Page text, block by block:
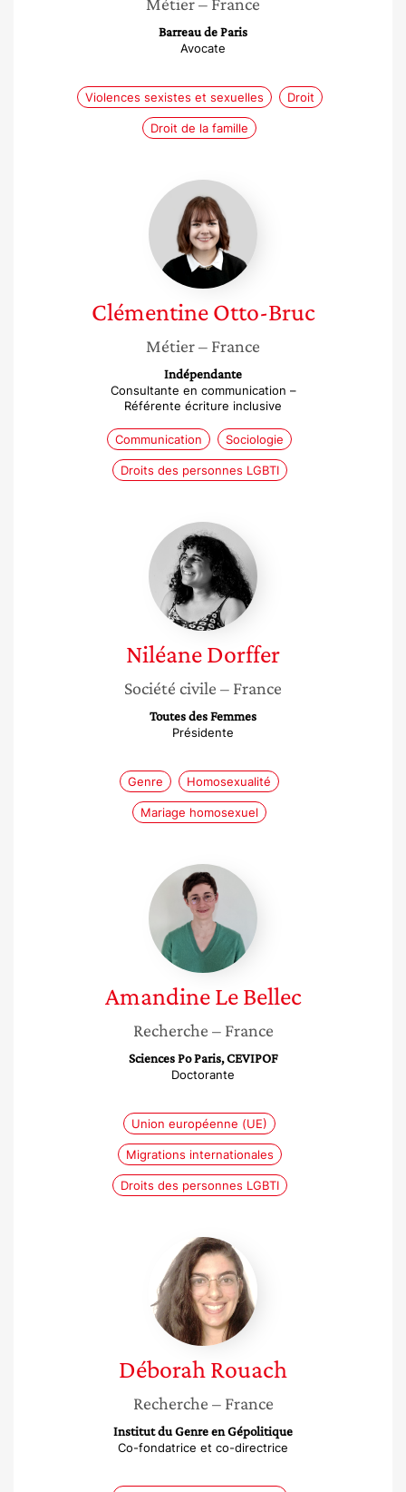
Barreau de Paris
Avocate
Violences sexistes et sexuelles Droit
Droit de la famille
Clémentine
Otto-
Bruc
Clémentine Otto-Bruc
Métier– France
Indépendante
Consultante en communication –
Référente écriture inclusive
Communication Sociologie
Droits des personnes LGBTI
Niléane
Dorffer
NiléaneDorffer
Société civile – France
Toutes des Femmes
Présidente
Genre Homosexualité
Mariage homosexuel
Amandine
Le
Bellec
Amandine Le Bellec
Recherche – France
Sciences Po Paris, CEVIPOF
Doctorante
Union européenne (UE)
Migrations internationales
Droits des personnes LGBTI
Déborah
Rouach
Déborah Rouach
Recherche – France
Institut du Genre en Gépolitique
Co-fondatrice et co-directrice